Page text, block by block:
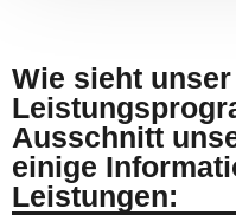
Wie sieht unser
Ausschnitt
einige
Leistungen: